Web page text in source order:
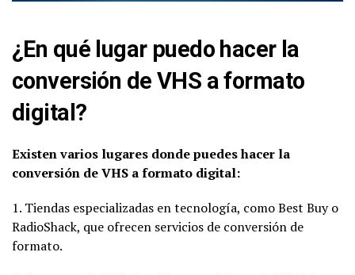
¿En qué lugar puedo hacer la
conversión de VHS a formato
digital?
Existen varios lugares donde puedes hacer la
conversión de VHS a formato digital:
1. Tiendas especializadas en tecnología, como Best Buy o
RadioShack, que ofrecen servicios de conversión de
formato.